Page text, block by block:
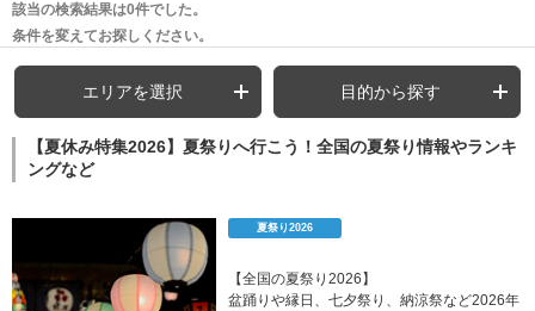
該当の検索結果は0件でした。
条件を変えてお探しください。
エリアを選択 目的から探す
【夏休み特集2026】夏祭りへ行こう！全国の夏祭り情報やランキ
ングなど
夏祭り2026
【全国の夏祭り2026】
盆踊りや縁日、七夕祭り、納涼祭など2026年